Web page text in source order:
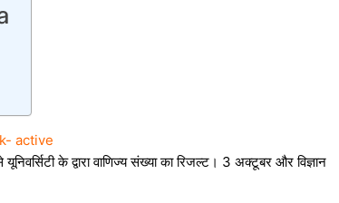
active
के द्वारा वाणिज्य संख्या का रिजल्ट। 3 अक्टूबर और विज्ञान